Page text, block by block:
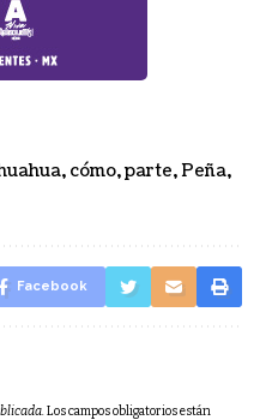
, cómo,parte,Peña,
Facebook
Los campos obligatorios están